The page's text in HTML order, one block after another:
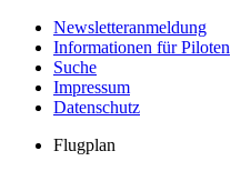
Newsletteranmeldung
Informationen für Piloten
Suche
Impressum
Datenschutz
Flugplan